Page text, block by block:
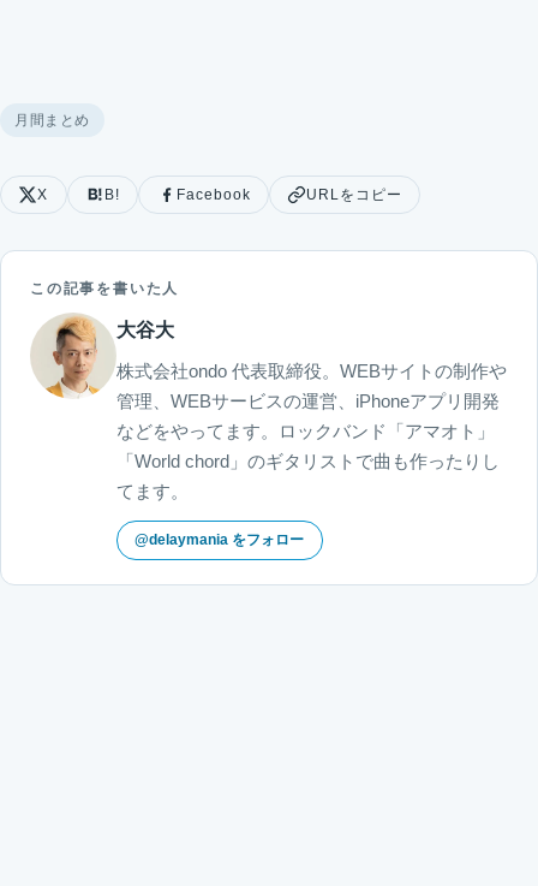
月間まとめ
X B! Facebook URLをコピー
この記事を書いた人
大谷大
株式会社ondo 代表取締役。WEBサイトの制作や
管理、WEBサービスの運営、iPhoneアプリ開発
などをやってます。ロックバンド「アマオト」
「World chord」のギタリストで曲も作ったりし
てます。
@delaymania をフォロー